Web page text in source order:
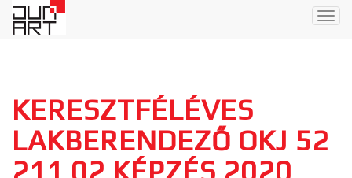
KERESZTFÉLÉVES
LAKBERENDEZŐ OKJ 52
211 02 KÉPZÉS 2020